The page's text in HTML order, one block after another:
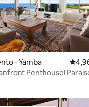
de 5, 75 avaliações
⋅ Yamba 4,96
Penthouse!